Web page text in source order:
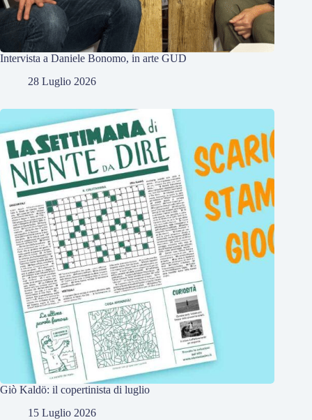
Intervista a Daniele Bonomo, in arte GUD
28 Luglio 2026
Giò Kaldö: il copertinista di luglio
15 Luglio 2026